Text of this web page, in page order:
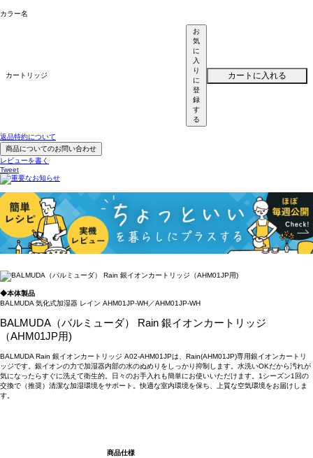
カラー名
カートリッジ
お
気
に
入
り
に
登
録
す
る
カートに入れる
返品特約について
商品についてのお問い合わせ
レビューを書く
Tweet
◆本体製品
BALMUDA 気化式加湿器 レイン AHM01JP-WH／AHM01JP-WH
BALMUDA（バルミューダ） Rain 銀イオンカートリッジ
（AHM01JP用)
BALMUDA Rain 銀イオンカートリッジ A02-AHM01JPは、Rain(AHM01JP)専用銀イオンカートリ
ッジです。銀イオンの力で加湿器内部の水のぬめりをしっかり抑制します。水洗いOKだから汚れが
気になったらすぐに洗えて衛生的。日々のお手入れも簡単にお使いいただけます。1シーズン1回の
交換で（推奨）清潔な加湿環境をサポート。快適な室内環境を保ち、上質な空気環境をお届けしま
す。
商品仕様